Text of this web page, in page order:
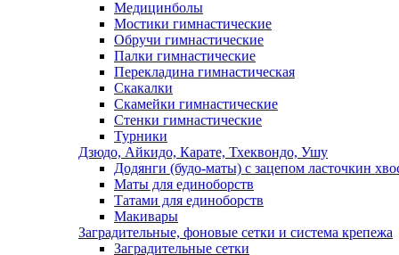
Медицинболы
Мостики гимнастические
Обручи гимнастические
Палки гимнастические
Перекладина гимнастическая
Скакалки
Скамейки гимнастические
Стенки гимнастические
Турники
Дзюдо, Айкидо, Карате, Тхеквондо, Ушу
Додянги (будо-маты) с зацепом ласточкин
Маты для единоборств
Татами для единоборств
Макивары
Заградительные, фоновые сетки и система крепежа
Заградительные сетки